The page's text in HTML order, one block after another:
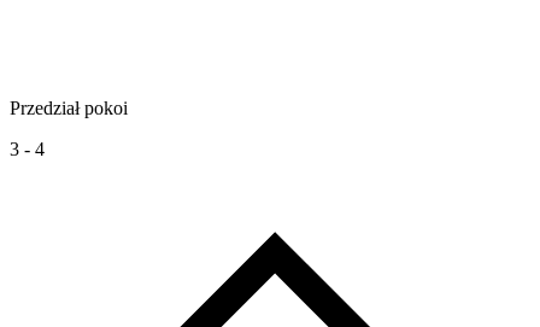
Przedział pokoi
3 - 4